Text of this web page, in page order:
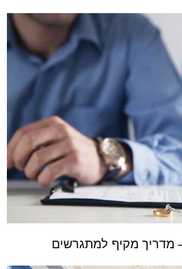
מדריך מקיף למתגרשים